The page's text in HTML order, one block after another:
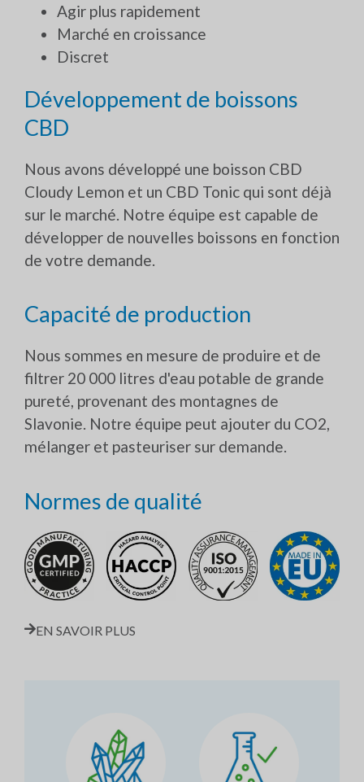
Agir plus rapidement
Marché en croissance
Discret
Développement de boissons
CBD
Nous avons développé une boisson CBD
Cloudy Lemon et un CBD Tonic qui sont déjà
sur le marché. Notre équipe est capable de
développer de nouvelles boissons en fonction
de votre demande.
Capacité de production
Nous sommes en mesure de produire et de
filtrer 20 000 litres d'eau potable de grande
pureté, provenant des montagnes de
Slavonie. Notre équipe peut ajouter du CO2,
mélanger et pasteuriser sur demande.
Normes de qualité
EN SAVOIR PLUS